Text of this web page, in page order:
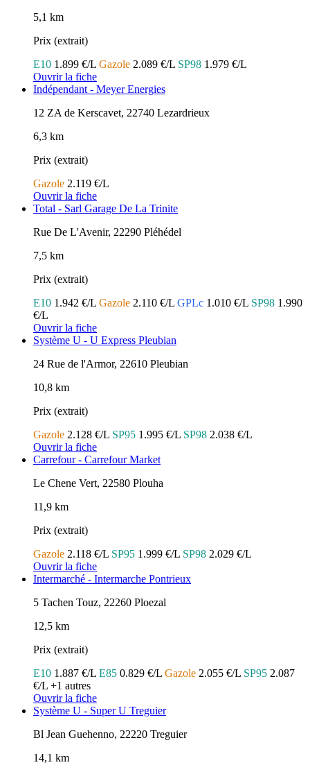
5,1 km
Prix (extrait)
E10 1.899 €/L Gazole 2.089 €/L SP98 1.979 €/L
Ouvrir la fiche
Indépendant - Meyer Energies
12 ZA de Kerscavet, 22740 Lezardrieux
6,3 km
Prix (extrait)
Gazole 2.119 €/L
Ouvrir la fiche
Total - Sarl Garage De La Trinite
Rue De L'Avenir, 22290 Pléhédel
7,5 km
Prix (extrait)
E10 1.942 €/L Gazole 2.110 €/L GPLc 1.010 €/L SP98 1.990
€/L
Ouvrir la fiche
Système U - U Express Pleubian
24 Rue de l'Armor, 22610 Pleubian
10,8 km
Prix (extrait)
Gazole 2.128 €/L SP95 1.995 €/L SP98 2.038 €/L
Ouvrir la fiche
Carrefour - Carrefour Market
Le Chene Vert, 22580 Plouha
11,9 km
Prix (extrait)
Gazole 2.118 €/L SP95 1.999 €/L SP98 2.029 €/L
Ouvrir la fiche
Intermarché - Intermarche Pontrieux
5 Tachen Touz, 22260 Ploezal
12,5 km
Prix (extrait)
E10 1.887 €/L E85 0.829 €/L Gazole 2.055 €/L SP95 2.087
€/L +1 autres
Ouvrir la fiche
Système U - Super U Treguier
Bl Jean Guehenno, 22220 Treguier
14,1 km